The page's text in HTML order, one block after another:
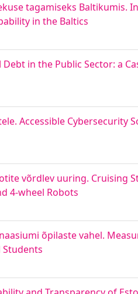
tagamiseks Baltikumis.
in the Baltics
in the Public Sector: a
Accessible Cybersecurity
võrdlev uuring. Cruising
4-wheel Robots
õpilaste vahel.
Students